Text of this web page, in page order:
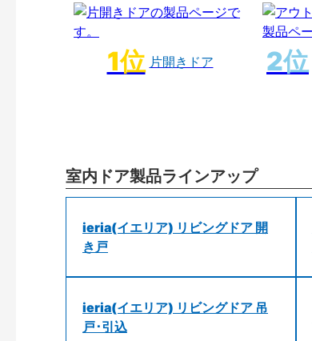
片開きドア
室内ドア製品ラインアップ
ieria(イエリア) リビングドア 開
き戸
ieria(イエリア) リビングドア 吊
戸･引込